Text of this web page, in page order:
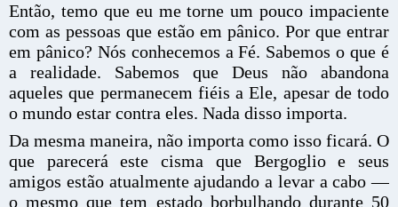
Então, temo que eu me torne um pouco impaciente
com as pessoas que estão em pânico. Por que entrar
em pânico? Nós conhecemos a Fé. Sabemos o que é
a realidade. Sabemos que Deus não abandona
aqueles que permanecem fiéis a Ele, apesar de todo
o mundo estar contra eles. Nada disso importa.
Da mesma maneira, não importa como isso ficará. O
que parecerá este cisma que Bergoglio e seus
amigos estão atualmente ajudando a levar a cabo —
o mesmo que tem estado borbulhando durante 50